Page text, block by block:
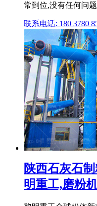
常到位,没有任何问题
联系电话: 180 3780
陕西石灰石
明重工,磨粉